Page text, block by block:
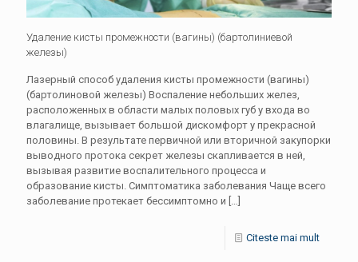
Удаление кисты промежности (вагины) (бартолиниевой
железы)
Лазерный способ удаления кисты промежности (вагины)
(бартолиновой железы) Воспаление небольших желез,
расположенных в области малых половых губ у входа во
влагалище, вызывает большой дискомфорт у прекрасной
половины. В результате первичной или вторичной закупорки
выводного протока секрет железы скапливается в ней,
вызывая развитие воспалительного процесса и
образование кисты. Симптоматика заболевания Чаще всего
заболевание протекает бессимптомно и […]
Citeste mai mult